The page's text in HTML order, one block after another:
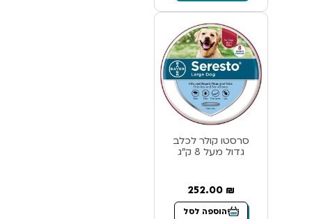
סרסטו קולר לכלב
גדול מעל 8 ק”ג
252.00 ₪
הוספה לסל